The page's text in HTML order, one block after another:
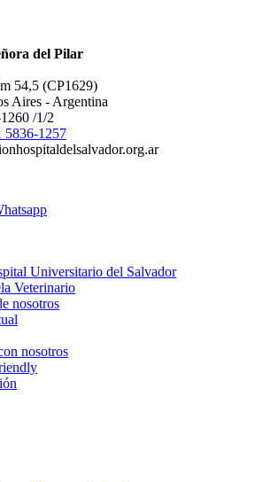
del Pilar
54,5 (CP1629)
Aires - Argentina
/1/2
5836-1257
Universitario del Salvador
Veterinario
nosotros
nosotros